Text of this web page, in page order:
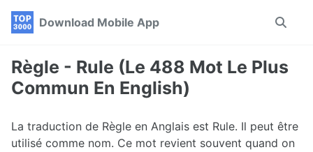
Skip
navigation
Skip
Skip
Download Mobile App
Toggle
Règle - Rule (Le 488 Mot Le Plus
Commun En English)
La traduction de Règle en Anglais est Rule. Il peut être
utilisé comme nom. Ce mot revient souvent quand on